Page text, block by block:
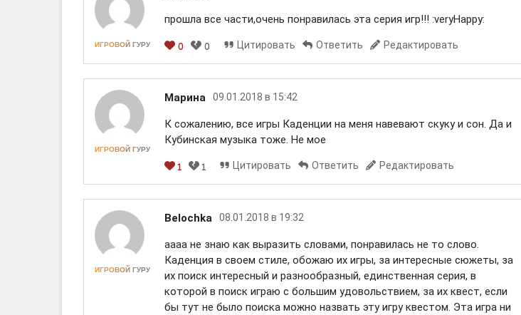
ИГРОВОЙ ГУРУ
прошла все части,очень понравилась эта серия игр!!! :veryHappy:
0 0 Цитировать Ответить Редактировать
ИГРОВОЙ ГУРУ
Марина 09.01.2018 в 15:42
К сожалению, все игры Каденции на меня навевают скуку и сон. Да и
Кубинская музыка тоже. Не мое
1 1 Цитировать Ответить Редактировать
ИГРОВОЙ ГУРУ
Belochka 08.01.2018 в 19:32
аааа не знаю как выразить словами, понравилась не то слово.
Каденция в своем стиле, обожаю их игры, за интересные сюжеты, за
их поиск интересный и разнообразный, единственная серия, в
которой в поиск играю с большим удовольствием, за их квест, если
бы тут не было поиска можно назвать эту игру квестом. Эта игра ни